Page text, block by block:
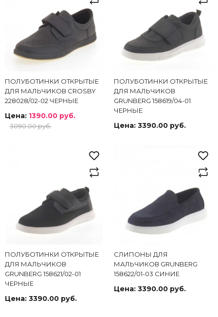
ПОЛУБОТИНКИ ОТКРЫТЫЕ
ДЛЯ МАЛЬЧИКОВ CROSBY
228028/02-02 ЧЕРНЫЕ
Цена: 1390.00 руб.
3090.00 руб.
ПОЛУБОТИНКИ ОТКРЫТЫЕ
ДЛЯ МАЛЬЧИКОВ
GRUNBERG 158619/04-01
ЧЕРНЫЕ
Цена: 3390.00 руб.
ПОЛУБОТИНКИ ОТКРЫТЫЕ
ДЛЯ МАЛЬЧИКОВ
GRUNBERG 158621/02-01
ЧЕРНЫЕ
Цена: 3390.00 руб.
СЛИПОНЫ ДЛЯ
МАЛЬЧИКОВ GRUNBERG
158622/01-03 СИНИЕ
Цена: 3390.00 руб.